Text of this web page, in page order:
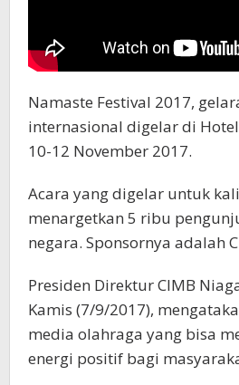
Namaste Festival 2017,
internasional digelar di
10-12 November 2017.
Acara yang digelar untuk
menargetkan 5 ribu
negara. Sponsornya adalah
Presiden Direktur CIMB
Kamis (7/9/2017),
media olahraga yang bisa
energi positif bagi